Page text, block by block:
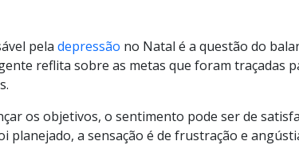
pela depressão no Natal é a questão do
reflita sobre as metas que foram traçadas
os objetivos, o sentimento pode ser de
planejado, a sensação é de frustração e